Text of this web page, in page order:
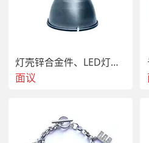
灯壳锌合金件、LED灯杯锌合金压铸加工、锌灯饰配件
面议